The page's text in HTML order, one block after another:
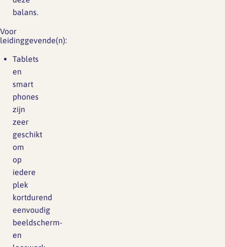
balans.
Voor
leidinggevende(n):
Tablets
en
smart
phones
zijn
zeer
geschikt
om
op
iedere
plek
kortdurend
eenvoudig
beeldscherm-
en